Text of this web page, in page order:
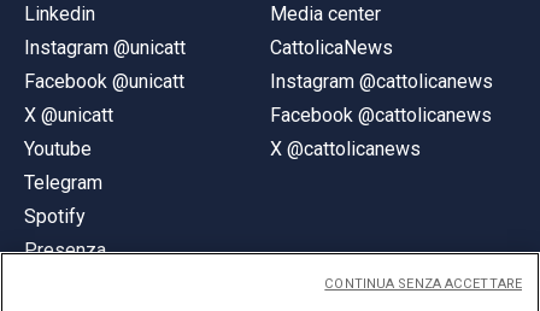
Linkedin
Instagram @unicatt
Facebook @unicatt
X @unicatt
Youtube
Telegram
Spotify
Presenza
Media center
CattolicaNews
Instagram @cattolicanews
Facebook @cattolicanews
X @cattolicanews
CONTINUA SENZA ACCETTARE